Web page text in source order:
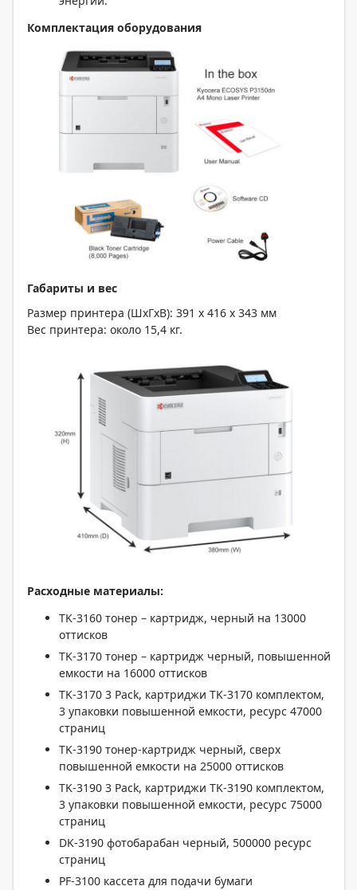
Комплектация оборудования
Габариты и вес
Размер принтера (ШxГxВ): 391 х 416 x 343 мм
Вес принтера: около 15,4 кг.
Расходные материалы:
TK-3160 тонер – картридж, черный на 13000
оттисков
TK-3170 тонер – картридж черный, повышенной
емкости на 16000 оттисков
TK-3170 3 Pack, картриджи TK-3170 комплектом,
3 упаковки повышенной емкости, ресурс 47000
страниц
TK-3190 тонер-картридж черный, сверх
повышенной емкости на 25000 оттисков
TK-3190 3 Pack, картриджи TK-3190 комплектом,
3 упаковки повышенной емкости, ресурс 75000
страниц
DK-3190 фотобарабан черный, 500000 ресурс
страниц
PF-3100 кассета для подачи бумаги